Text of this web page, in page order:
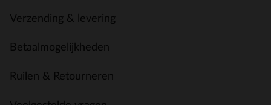
Verzending & levering
Betaalmogelijkheden
Ruilen & Retourneren